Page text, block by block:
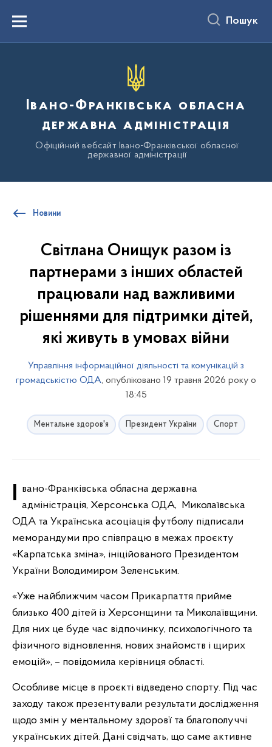
вмістуMenu Пошук
Івано-Франківська обласна
державна адміністрація
Офіційний вебсайт Івано-Франківської обласної
державної адміністрації
Новини
Світлана Онищук разом із
партнерами з інших областей
працювали над важливими
рішеннями для підтримки дітей,
які живуть в умовах війни
Управління інформаційної діяльності та комунікацій з
громадськістю ОДА, опубліковано 19 травня 2026 року о
18:45
Ментальне здоров'я Президент України Спорт
Івано-Франківська обласна державна адміністрація, Херсонська ОДА, Миколаївська
ОДА та Українська асоціація футболу підписали
меморандуми про співпрацю в межах проєкту
«Карпатська зміна», ініційованого Президентом
України Володимиром Зеленським.
«Уже найближчим часом Прикарпаття прийме
близько 400 дітей із Херсонщини та Миколаївщини.
Для них це буде час відпочинку, психологічного та
фізичного відновлення, нових знайомств і щирих
емоцій», – повідомила керівниця області.
Особливе місце в проєкті відведено спорту. Під час
заходу також презентували результати дослідження
щодо змін у ментальному здоров’ї та благополуччі
українських дітей. Дані свідчать, що саме активне